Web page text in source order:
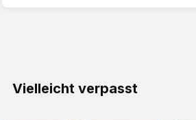
Vielleicht verpasst